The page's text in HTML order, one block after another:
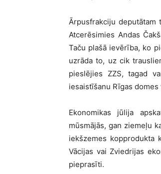
Ārpusfrakciju
Atcerēsimies Andas
Taču plašā ievērība, ko
uzrāda to, uz cik
pieslējies ZZS, tagad
iesaistīšanu Rīgas domes
Ekonomikas jūlija
mūsmājās, gan ziemeļu
iekšzemes kopprodukta
Vācijas vai Zviedrijas
pieprasīti.